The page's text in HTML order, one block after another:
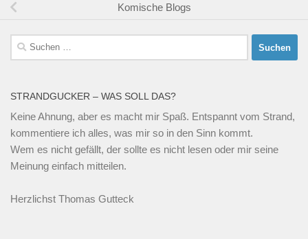
Komische Blogs
Suchen
nach:
STRANDGUCKER – WAS SOLL DAS?
Keine Ahnung, aber es macht mir Spaß. Entspannt vom Strand,
kommentiere ich alles, was mir so in den Sinn kommt.
Wem es nicht gefällt, der sollte es nicht lesen oder mir seine
Meinung einfach mitteilen.
Herzlichst Thomas Gutteck